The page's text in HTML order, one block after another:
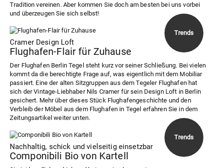
Tradition vereinen. Aber kommen Sie doch am besten bei uns vorbei
und überzeugen Sie sich selbst!
Cramer Design Loft
Flughafen-Flair für Zuhause
Der Flughafen Berlin Tegel steht kurz vor seiner Schließung. Bei vielen
kommt da die berechtigte Frage auf, was eigentlich mit dem Mobiliar
passiert. Eine der alten Sitzgruppen aus dem Tegeler Flughafen hat
sich der Vintage-Liebhaber Nils Cramer für sein Design Loft in Berlin
gesichert. Mehr über dieses Stück Flughafengeschichte und den
Verbleib der Möbel aus dem Flughafen in Tegel erfahren Sie in dem
Zeitungsartikel weiter unten.
Nachhaltig, schick und vielseitig einsetzbar
Componibili Bio von Kartell